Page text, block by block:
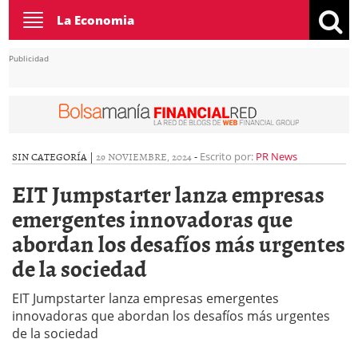
Toggle
navigation
La Economia
Publicidad
SIN CATEGORÍA | 29 NOVIEMBRE, 2024- Escrito por: PR News
EIT Jumpstarter lanza empresas
emergentes innovadoras que
abordan los desafíos más urgentes
de la sociedad
EIT Jumpstarter lanza empresas emergentes
innovadoras que abordan los desafíos más urgentes
de la sociedad